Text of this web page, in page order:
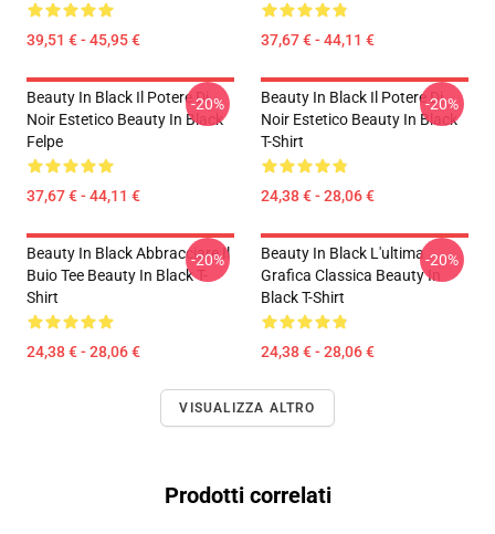
39,51 € - 45,95 € 37,67 € - 44,11 €
Beauty In Black Il Potere Di
Noir Estetico Beauty In Black
Felpe
37,67 € - 44,11 €
-20%
Beauty In Black Il Potere Di
Noir Estetico Beauty In Black
T-Shirt
24,38 € - 28,06 €
-20%
Beauty In Black Abbracciare Il
Buio Tee Beauty In Black T-
Shirt
24,38 € - 28,06 €
-20%
Beauty In Black L'ultima
Grafica Classica Beauty In
Black T-Shirt
24,38 € - 28,06 €
-20%
VISUALIZZA ALTRO
Prodotti correlati